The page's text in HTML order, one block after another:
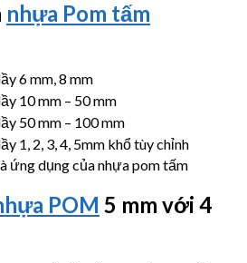
nhựa Pom tấm
6 mm, 8 mm
10 mm – 50 mm
50 mm – 100 mm
1, 2, 3, 4, 5mm khổ tùy chỉnh
ứng dụng của nhựa pom tấm
POM 5 mm với 4